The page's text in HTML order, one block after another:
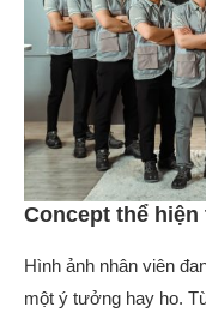
Concept thể
Hình ảnh nhân viên
một ý tưởng hay ho.